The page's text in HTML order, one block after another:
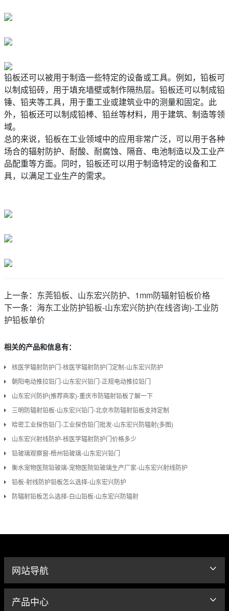
铅板还可以被用于制造一些特定的设备或工具。例如，铅板可
以制成铅砖，用于填充墙壁或制作隔热层。铅板还可以制成铅
锤、铅夹等工具，用于重工业或建筑业中的测量和固定。此
外，铅板还可以制成铅棒、铅丝等材料，用于建筑、制造等领
域。
总的来说，铅板在工业领域中的应用非常广泛，可以用于各种
场合的辐射防护、耐酸、耐腐蚀、隔音、电池制造以及工业产
品配重等方面。同时，铅板还可以用于制造特定的设备和工
具，以满足工业生产的需求。
上一条： 东莞铅板、山东宏兴防护、1mm防辐射铅板价格
下一条： 海东工业防护铅板-山东宏兴防护(在线咨询)-工业防
护铅板单价
相关的产品和信息有：
核医学辐射防护门-核医学辐射防护门定制-山东宏兴防护
朝阳电动推拉铅门-山东宏兴铅门-正规电动推拉铅门
山东宏兴防护(推荐商家)-重庆市防辐射铅板了解一下
三明防辐射铅板-山东宏兴铅门-北京市防辐射铅板支持定制
哈密工业探伤铅门-工业探伤铅门批发-山东宏兴防辐射(多图)
山东宏兴射线防护-核医学辐射防护门价格多少
铅玻璃观察窗-梧州铅玻璃-山东宏兴铅门
衡水宠物医院铅玻璃-宠物医院铅玻璃生产厂家-山东宏兴射线防护
铅板-射线防护铅板怎么选择-山东宏兴防护
防辐射铅板怎么选择-白山铅板-山东宏兴防辐射
网站导航
产品中心